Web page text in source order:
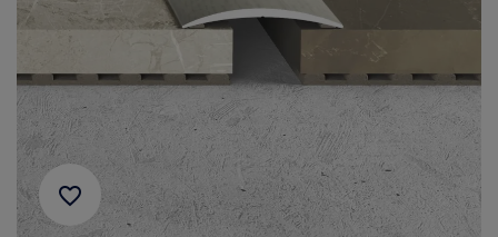
favorite_border